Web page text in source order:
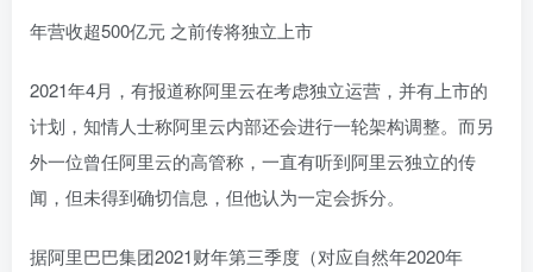
年营收超500亿元 之前传将独立上市
2021年4月，有报道称阿里云在考虑独立运营，并有上市的
计划，知情人士称阿里云内部还会进行一轮架构调整。而另
外一位曾任阿里云的高管称，一直有听到阿里云独立的传
闻，但未得到确切信息，但他认为一定会拆分。
据阿里巴巴集团2021财年第三季度（对应自然年2020年